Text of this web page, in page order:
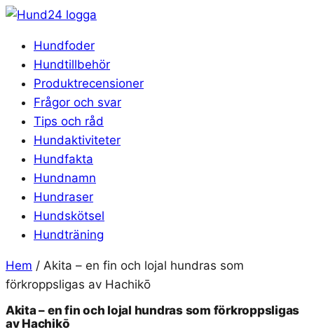
Hoppa
innehållHundfoder
Hundtillbehör
Produktrecensioner
Frågor och svar
Tips och råd
Hundaktiviteter
Hundfakta
Hundnamn
Hundraser
Hundskötsel
Hundträning
Hem / Akita – en fin och lojal hundras som
förkroppsligas av Hachikō
Akita – en fin och lojal hundras som förkroppsligas
av Hachikō